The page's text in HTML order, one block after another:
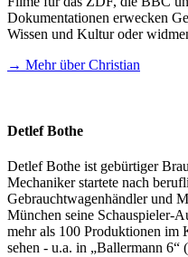
Dokumentationen erwecken
Wissen und Kultur oder
→ Mehr über Christian
Detlef Bothe
Detlef Bothe ist gebürtiger
Mechaniker startete nach
Gebrauchtwagenhändler und
München seine Schauspieler-
mehr als 100 Produktionen im
sehen - u.a. in „Ballermann